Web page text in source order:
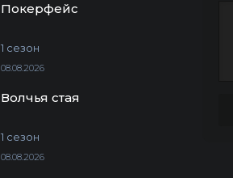
Покерфейс
1 сезон
08.08.2026
Волчья стая
1 сезон
08.08.2026